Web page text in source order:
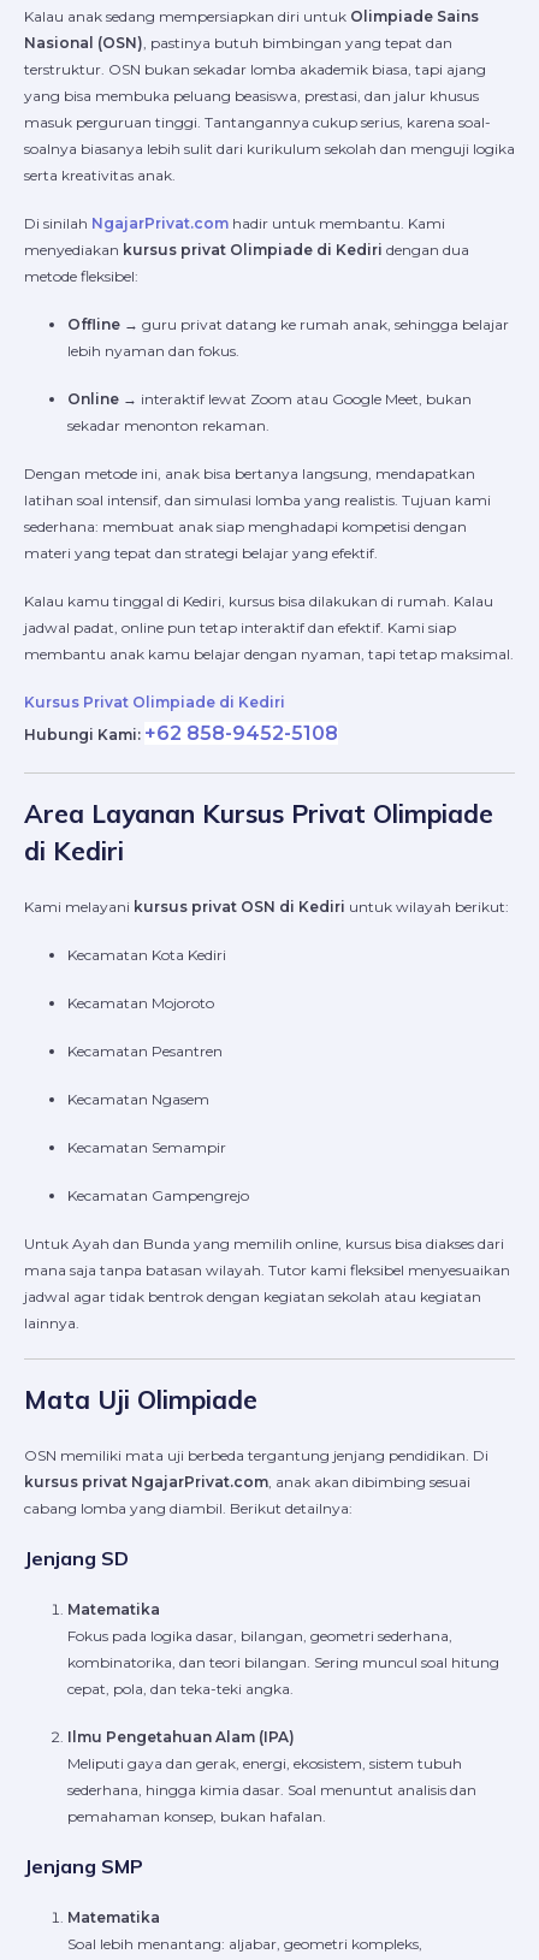
Kalau anak sedang mempersiapkan diri untuk Olimpiade Sains
Nasional (OSN) , pastinya butuh bimbingan yang tepat dan
terstruktur. OSN bukan sekadar lomba akademik biasa, tapi ajang
yang bisa membuka peluang beasiswa, prestasi, dan jalur khusus
masuk perguruan tinggi. Tantangannya cukup serius, karena soal-
soalnya biasanya lebih sulit dari kurikulum sekolah dan menguji logika
serta kreativitas anak.
Di sinilah NgajarPrivat.com hadir untuk membantu. Kami
menyediakan kursus privat Olimpiade di Kediri dengan dua
metode fleksibel:
Offline → guru privat datang ke rumah anak, sehingga belajar
lebih nyaman dan fokus.
Online → interaktif lewat Zoom atau Google Meet, bukan
sekadar menonton rekaman.
Dengan metode ini, anak bisa bertanya langsung, mendapatkan
latihan soal intensif, dan simulasi lomba yang realistis. Tujuan kami
sederhana: membuat anak siap menghadapi kompetisi dengan
materi yang tepat dan strategi belajar yang efektif.
Kalau kamu tinggal di Kediri, kursus bisa dilakukan di rumah. Kalau
jadwal padat, online pun tetap interaktif dan efektif. Kami siap
membantu anak kamu belajar dengan nyaman, tapi tetap maksimal.
Kursus Privat Olimpiade di Kediri
Hubungi Kami: +62 858-9452-5108
Area Layanan Kursus Privat Olimpiade
di Kediri
Kami melayani kursus privat OSN di Kediri untuk wilayah berikut:
Kecamatan Kota Kediri
Kecamatan Mojoroto
Kecamatan Pesantren
Kecamatan Ngasem
Kecamatan Semampir
Kecamatan Gampengrejo
Untuk Ayah dan Bunda yang memilih online, kursus bisa diakses dari
mana saja tanpa batasan wilayah. Tutor kami fleksibel menyesuaikan
jadwal agar tidak bentrok dengan kegiatan sekolah atau kegiatan
lainnya.
Mata Uji Olimpiade
OSN memiliki mata uji berbeda tergantung jenjang pendidikan. Di
kursus privat NgajarPrivat.com , anak akan dibimbing sesuai
cabang lomba yang diambil. Berikut detailnya:
Jenjang SD
Matematika
Fokus pada logika dasar, bilangan, geometri sederhana,
kombinatorika, dan teori bilangan. Sering muncul soal hitung
cepat, pola, dan teka-teki angka.
Ilmu Pengetahuan Alam (IPA)
Meliputi gaya dan gerak, energi, ekosistem, sistem tubuh
sederhana, hingga kimia dasar. Soal menuntut analisis dan
pemahaman konsep, bukan hafalan.
Jenjang SMP
Matematika
Soal lebih menantang: aljabar, geometri kompleks,